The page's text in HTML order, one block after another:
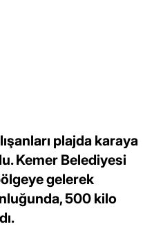
plajda karaya
Kemer Belediyesi
gelerek
500 kilo